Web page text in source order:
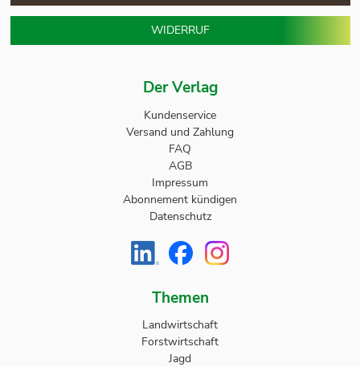
Der Verlag
Kundenservice
Versand und Zahlung
FAQ
AGB
Impressum
Abonnement kündigen
Datenschutz
Themen
Landwirtschaft
Forstwirtschaft
Jagd
WIDERRUF